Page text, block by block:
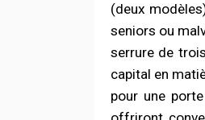
(deux
seniors ou
serrure de
capital en
pour une